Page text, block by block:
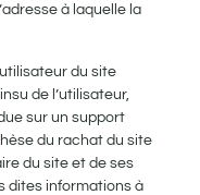
à laquelle la
du site
de l’utilisateur,
sur un support
du rachat du site
du site et de ses
dites informations à